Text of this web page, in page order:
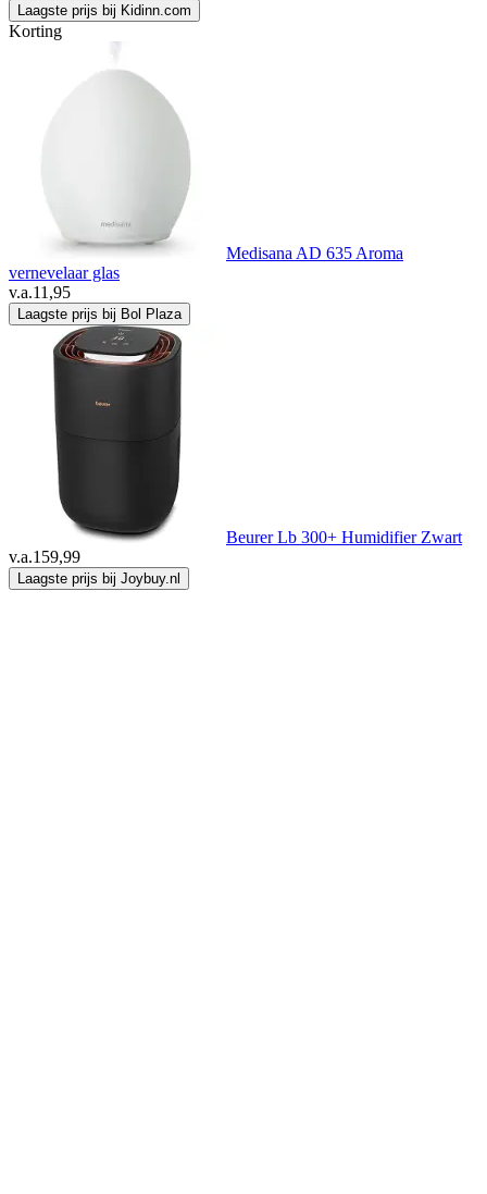
Laagste prijs bij Kidinn.com
Korting
Medisana AD 635 Aroma
vernevelaar glas
v.a.11,95
Laagste prijs bij Bol Plaza
Beurer Lb 300+ Humidifier Zwart
v.a.159,99
Laagste prijs bij Joybuy.nl